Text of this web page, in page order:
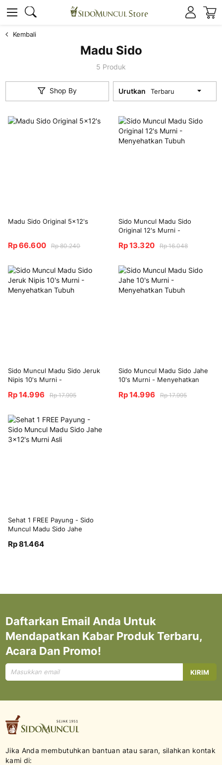
Kembali
Madu Sido
5 Produk
Shop By Urutkan
Madu Sido Original 5x12's
Rp 66.600 Rp 80.240
Sido Muncul Madu Sido
Original 12's Murni -
Rp 13.320 Rp 16.048
Sido Muncul Madu Sido Jeruk
Nipis 10's Murni -
Rp 14.996 Rp 17.995
Sido Muncul Madu Sido Jahe
10's Murni - Menyehatkan
Rp 14.996 Rp 17.995
Sehat 1 FREE Payung - Sido
Muncul Madu Sido Jahe
Rp 81.464
Daftarkan Email Anda Untuk
Mendapatkan Kabar Produk Terbaru,
Acara Dan Promo!
Mendaftar
untuk
KIRIM
Jika Anda membutuhkan bantuan atau saran, silahkan kontak
kami di: